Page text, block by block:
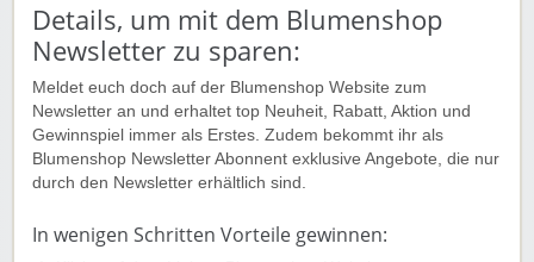
Details, um mit dem Blumenshop
Newsletter zu sparen:
Meldet euch doch auf der Blumenshop Website zum
Newsletter an und erhaltet top Neuheit, Rabatt, Aktion und
Gewinnspiel immer als Erstes. Zudem bekommt ihr als
Blumenshop Newsletter Abonnent exklusive Angebote, die nur
durch den Newsletter erhältlich sind.
In wenigen Schritten Vorteile gewinnen: